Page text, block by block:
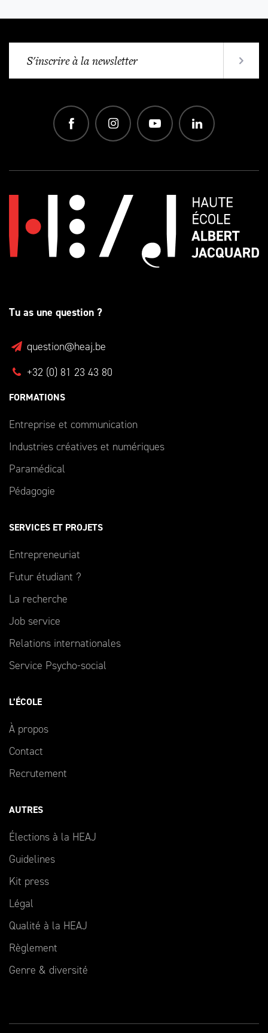
Tu as une question ?
question@heaj.be
+32 (0) 81 23 43 80
FORMATIONS
Entreprise et communication
Industries créatives et numériques
Paramédical
Pédagogie
SERVICES ET PROJETS
Entrepreneuriat
Futur étudiant ?
La recherche
Job service
Relations internationales
Service Psycho-social
L’ÉCOLE
À propos
Contact
Recrutement
AUTRES
Élections à la HEAJ
Guidelines
Kit press
Légal
Qualité à la HEAJ
Règlement
Genre & diversité